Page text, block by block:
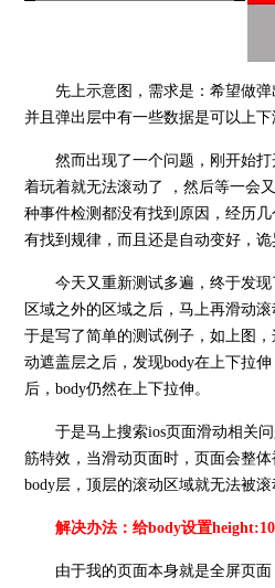
先上示意图，需求是：希望做
并且弹出层中有一些数据是可以上下
然而出现了一个问题，刚开始
着玩着就无法滚动了 ，然后等一会
种事件检测都没有找到原因，经历
有找到规律，而且还是自动变好，诡
今天又重新测试多遍，终于发
区域之外的区域之后，马上再滑动
于是写了简单的测试例子，如上图
动遮盖层之后，发现body在上下拉
后，body仍然在上下拉伸。
于是马上搜索ios页面滑动相关
筋特效，当滑动页面时，页面会整
body层，顶层的滚动区域就无法被滚
解决办法：给body设置
由于我的页面本身就是全屏页